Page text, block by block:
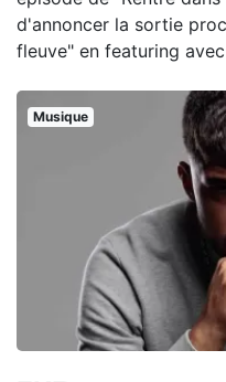
d'annoncer la sortie
fleuve" en featuring
Musique